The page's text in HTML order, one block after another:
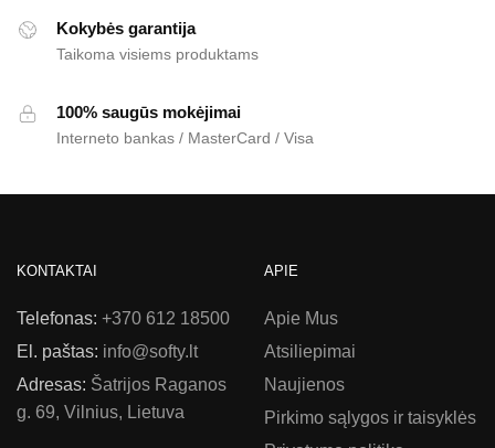
Kokybės garantija
Taikoma visiems produktams
100% saugūs mokėjimai
Interneto bankas / MasterCard / Visa
KONTAKTAI
Telefonas: +370 612 18500
El. paštas: info@softy.lt
Adresas: Šatrijos Raganos
g. 69, Vilnius, Lietuva
APIE
Apie Mus
Atsiliepimai
Naujienos
Pirkimo sąlygos ir taisyklės